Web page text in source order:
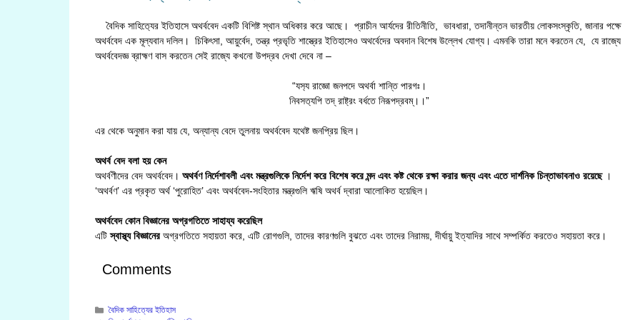
বৈদিক সাহিত‍্যের ইতিহাসে অথর্ববেদ একটি বিশিষ্ট স্থান অধিকার করে আছে। প্রাচীন আর্যদের রীতিনীতি, ভাবধারা, তদানীন্তন ভারতীয় লোকসংস্কৃতি, জানার পক্ষে
অথর্ববেদ এক মূল্যবান দলিল। চিকিৎসা, আয়ুর্বেদ, তন্ত্র প্রভৃতি শাস্ত্রের ইতিহাসেও অথর্বেদের অবদান বিশেষ উল্লেখ যোগ্য। এমনকি তারা মনে করতেন যে, যে রাজ্যে
অথর্ববেদজ্ঞ ব্রাহ্মণ বাস করতেন সেই রাজ্যে কখনো উপদ্রব দেখা দেবে না –
“যস‍্য রাজ্ঞো জনপদে অথর্বা শান্তি পারগঃ।
নিবসত‍্যপি তদ্ রাষ্ট্রং বর্ধতে নিরূপদ্রবম্।।”
এর থেকে অনুমান করা যায় যে, অন্যান্য বেদে তুলনায় অথর্ববেদ যথেষ্ট জনপ্রিয় ছিল।
অথর্ব বেদ বলা হয় কেন
অথর্বণীদের বেদ অথর্ববেদ। অথর্বণ নির্দেশাবলী এবং মন্ত্রগুলিকে নির্দেশ করে বিশেষ করে মন্দ এবং কষ্ট থেকে রক্ষা করার জন্য এবং এতে দার্শনিক চিন্তাভাবনাও রয়েছে।
‘অথর্বণ’ এর প্রকৃত অর্থ ‘পুরোহিত’ এবং অথর্ববেদ-সংহিতার মন্ত্রগুলি ঋষি অথর্ব দ্বারা আলোকিত হয়েছিল।
অথর্ববেদ কোন বিজ্ঞানের অগ্রগতিতে সাহায্য করেছিল
এটিস্বাস্থ্য বিজ্ঞানেরঅগ্রগতিতে সহায়তা করে, এটি রোগগুলি, তাদের কারণগুলি বুঝতে এবং তাদের নিরাময়, দীর্ঘায়ু ইত্যাদির সাথে সম্পর্কিত করতেও সহায়তা করে।
Comments
Categories
বৈদিক সাহিত্যের ইতিহাস